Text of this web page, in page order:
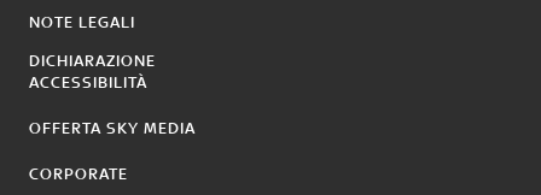
NOTE LEGALI
DICHIARAZIONE
ACCESSIBILITÀ
OFFERTA SKY MEDIA
CORPORATE